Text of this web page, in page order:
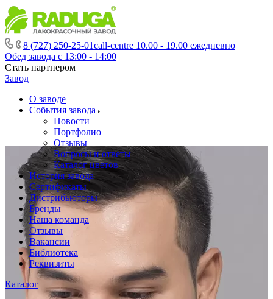
8 (727) 250-25-01call-centre 10.00 - 19.00 ежедневно
Обед завода с 13:00 - 14:00
Стать партнером
Завод
О заводе
События завода
Новости
Портфолио
Отзывы
Вопросы и ответы
Каталог цветов
История завода
Сертификаты
Дистрибьюторы
Бренды
Наша команда
Отзывы
Вакансии
Библиотека
Реквизиты
Каталог